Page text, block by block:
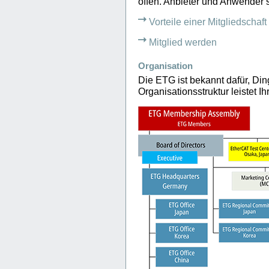
Vorteile einer Mitgliedschaft
Mitglied werden
Organisation
Die ETG ist bekannt dafür,
Organisationsstruktur leistet